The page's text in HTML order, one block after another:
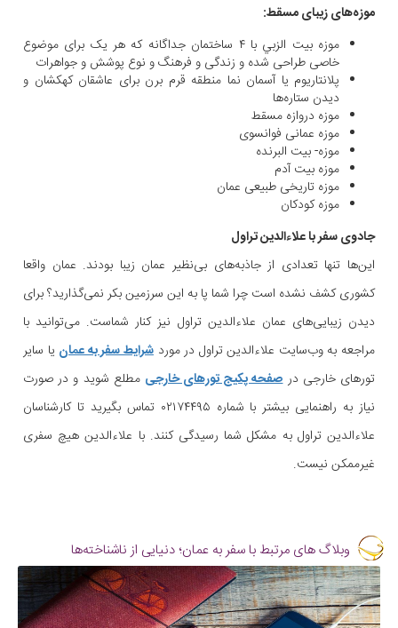
موزه‌های زیبای مسقط:
موزه بیت الزبي با ٤ ساختمان جداگانه که هر یک برای موضوع
خاصی طراحی شده و زندگی و فرهنگ و نوع پوشش و جواهرات
پلانتاریوم یا آسمان نما منطقه قرم برن برای عاشقان کهکشان و
دیدن ستاره‌ها
موزه دروازه مسقط
موزه عمانی فوانسوى
موزه- بيت البرنده
موزه بیت آدم
موزه تاریخی طبیعی عمان
موزه کودکان
جادوی سفر با علاءالدین تراول
این‌ها تنها تعدادی از جاذبه‌های بی‌نظیر عمان زیبا بودند. عمان واقعا
کشوری کشف نشده است چرا شما پا به این سرزمین بکر نمی‌گذارید؟ برای
دیدن زیبایی‌های عمان علاءالدین تراول نیز کنار شماست. می‌توانید با
مراجعه به وب‌سایت علاءالدین تراول در موردشرایط سفر به عمان یا سایر
تورهای خارجی درصفحه پکیج‌ تورهای خارجی مطلع شوید و در صورت
نیاز به راهنمایی بیشتر با شماره ۰۲۱۷۴۴۹۵ تماس بگیرید تا کارشناسان
علاءالدین تراول به مشکل شما رسیدگی کنند. با علاءالدین هیچ سفری
غیرممکن نیست.
وبلاگ های مرتبط با سفر به عمان؛ دنیایی از ناشناخته‌ها